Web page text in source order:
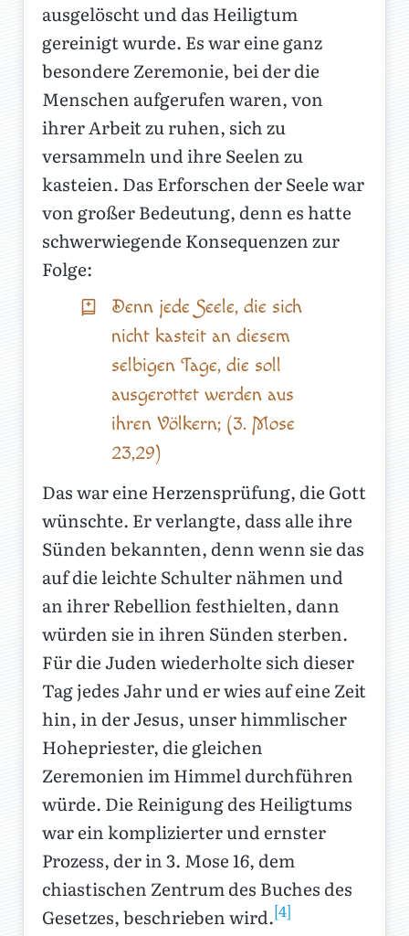
ausgelöscht und das Heiligtum
gereinigt wurde. Es war eine ganz
besondere Zeremonie, bei der die
Menschen aufgerufen waren, von
ihrer Arbeit zu ruhen, sich zu
versammeln und ihre Seelen zu
kasteien. Das Erforschen der Seele war
von großer Bedeutung, denn es hatte
schwerwiegende Konsequenzen zur
Folge:
Denn jede Seele, die sich
nicht kasteit an diesem
selbigen Tage, die soll
ausgerottet werden aus
ihren Völkern; (3. Mose
23,29)
Das war eine Herzensprüfung, die Gott
wünschte. Er verlangte, dass alle ihre
Sünden bekannten, denn wenn sie das
auf die leichte Schulter nähmen und
an ihrer Rebellion festhielten, dann
würden sie in ihren Sünden sterben.
Für die Juden wiederholte sich dieser
Tag jedes Jahr und er wies auf eine Zeit
hin, in der Jesus, unser himmlischer
Hohepriester, die gleichen
Zeremonien im Himmel durchführen
würde. Die Reinigung des Heiligtums
war ein komplizierter und ernster
Prozess, der in 3. Mose 16, dem
chiastischen Zentrum des Buches des
Gesetzes, beschrieben wird.[4]